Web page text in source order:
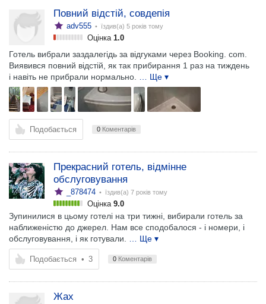
Повний відстій, совдепія
adv555 • їздив(а) 5 років тому
Оцінка 1.0
Готель вибрали заздалегідь за відгуками через Booking. com.
Виявився повний відстій, як так прибирання 1 раз на тиждень
і навіть не прибрали нормально.
… Ще ▾
Подобається 0 Коментарів
Прекрасний готель, відмінне
обслуговування
_878474 • їздив(а) 7 років тому
Оцінка 9.0
Зупинилися в цьому готелі на три тижні, вибирали готель за
наближеністю до джерел. Нам все сподобалося - і номери, і
обслуговування, і як готували.
… Ще ▾
Подобається • 3 0 Коментарів
Жах